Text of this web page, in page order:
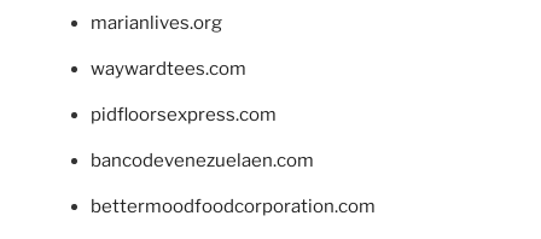
marianlives.org
waywardtees.com
pidfloorsexpress.com
bancodevenezuelaen.com
bettermoodfoodcorporation.com